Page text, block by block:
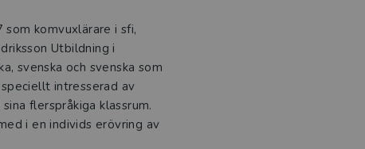
komvuxlärare i sfi,
Utbildning i
svenska och svenska som
intresserad av
flerspråkiga klassrum.
i en individs erövring av